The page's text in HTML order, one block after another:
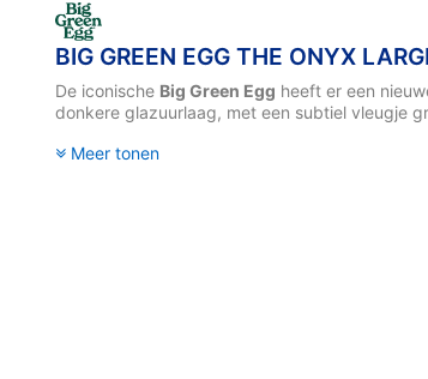
BIG GREEN EGG THE ONYX
De iconische Big Green Egg heeft er een
donkere glazuurlaag, met een subtiel vleugje
Meer tonen